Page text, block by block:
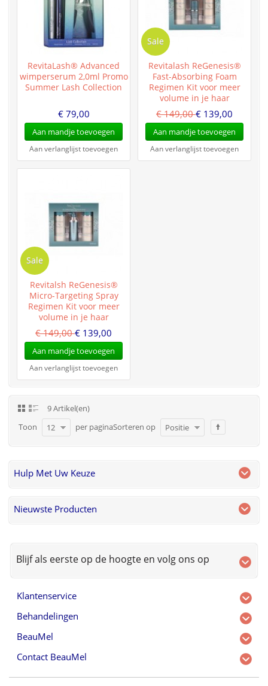
RevitaLash® Advanced
wimperserum 2,0ml Promo
Summer Lash Collection
€ 79,00
Aan mandje toevoegen
Aan verlanglijst toevoegen
Sale
Revitalash ReGenesis®
Fast-Absorbing Foam
Regimen Kit voor meer
volume in je haar
€ 149,00€ 139,00
Aan mandje toevoegen
Aan verlanglijst toevoegen
Sale
Revitalsh ReGenesis®
Micro-Targeting Spray
Regimen Kit voor meer
volume in je haar
€ 149,00€ 139,00
Aan mandje toevoegen
Aan verlanglijst toevoegen
9 Artikel(en)
Toon
12 per paginaSorteren op Positie
Hulp Met Uw Keuze
Nieuwste Producten
Blijf als eerste op de hoogte en volg ons op
Klantenservice
Behandelingen
BeauMel
Contact BeauMel